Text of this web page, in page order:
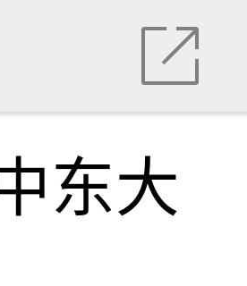
东大